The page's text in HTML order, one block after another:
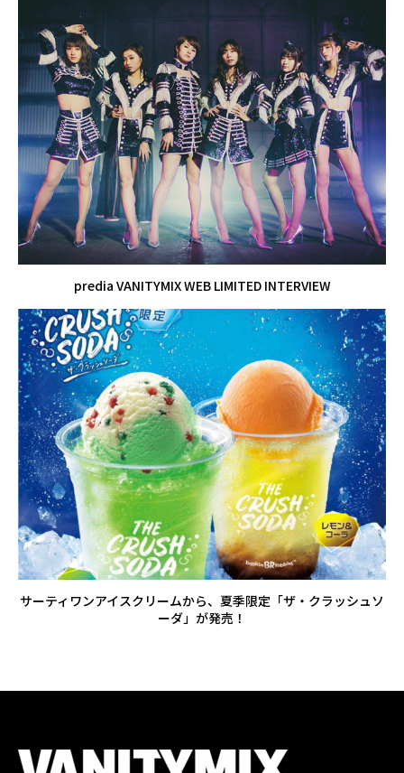
predia VANITYMIX WEB LIMITED INTERVIEW
サーティワンアイスクリームから、夏季限定「ザ・クラッシュソ
ーダ」が発売！